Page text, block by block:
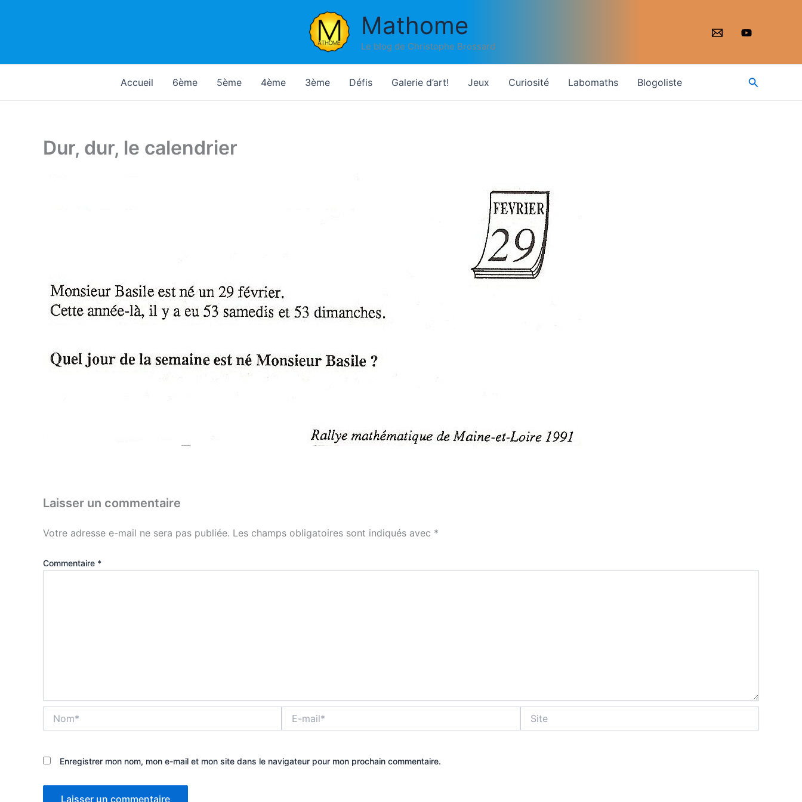
Mathome
Le blog de Christophe Brossard
Accueil 6ème 5ème 4ème 3ème Défis Galerie d’art! Jeux Curiosité Labomaths Blogoliste
Dur, dur, le calendrier
Laisser un commentaire
Votre adresse e-mail ne sera pas publiée. Les champs obligatoires sont indiqués avec *
Commentaire *
mail*
Enregistrer mon nom, mon e-mail et mon site dans le navigateur pour mon prochain commentaire.